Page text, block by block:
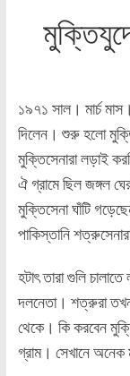
১৯৭১ সাল। মার্চ
দিলেন। শুরু হলো
মুক্তিসেনারা লড়াই
ঐ গ্রামে ছিল জঙ্গল
মুক্তিসেনা ঘাঁটি
পাকিস্তানি
হটাৎ তারা গুলি
দলনেতা। শত্রুরা
থেকে। কি করবেন
গ্রাম। সেখানে অনেক